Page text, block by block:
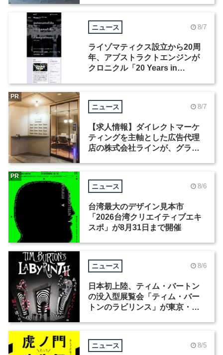
ニュース 8/7
ライゾマティクス設立から20周
年、アブストラクトエンジンが
クロニクル「20 Years in
ニュース 8/7
【求人情報】ダイレクトマーケ
ティングを主軸とした広告代理
店の株式会社ラインが、グラフ
PR
ニュース 8/6
台湾最大のデザイン見本市
「2026台湾クリエイティブエキ
スポ」が8月31日まで開催
PR
ニュース 8/6
日本初上陸、ティム・バートン
の没入型展覧会「ティム・バー
トンのラビリンス」が東京・豊
ニュース 8/5